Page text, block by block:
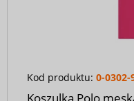
Kod produktu: 0-0302-